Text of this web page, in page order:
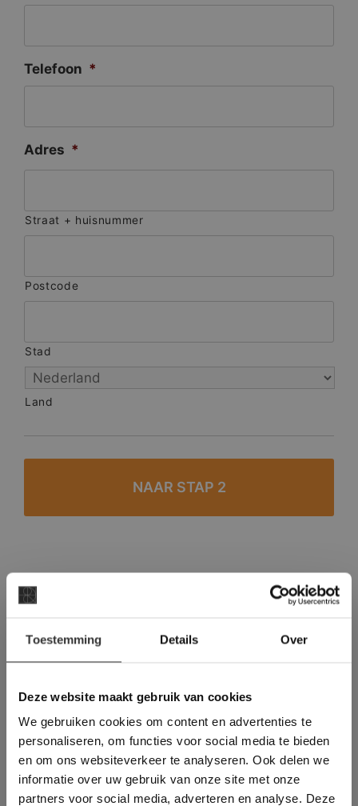
Toestemming Details Over
Deze website maakt gebruik van cookies
We gebruiken cookies om content en advertenties te
personaliseren, om functies voor social media te bieden
en om ons websiteverkeer te analyseren. Ook delen we
informatie over uw gebruik van onze site met onze
partners voor social media, adverteren en analyse. Deze
Telefoon *
Adres *
Straat + huisnummer
Postcode
Stad
Land
#1 in de categorie vloeren op Trustpilot
Binnen 24 uur een passende offerte
Meer dan 500 m2 showroom
Deze website maakt
gebruik van cookies.
This Cookie Banner was deleted and is no
longer working. Please contact the website
administrator.
Deze website gebruikt cookies om de
gebruikerservaring te verbeteren. Door
gebruik te maken van onze website geeft u
toestemming voor alle cookies in
overeenstemming met ons cookiebeleid.Lees